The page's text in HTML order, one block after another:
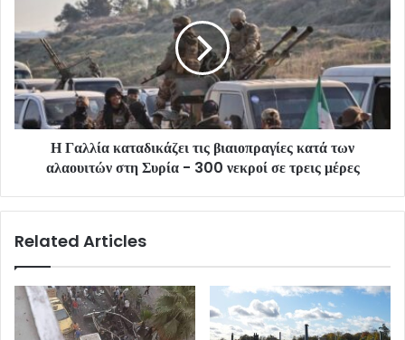
Η Γαλλία καταδικάζει τις βιαιοπραγίες κατά των
αλαουιτών στη Συρία - 300 νεκροί σε τρεις μέρες
Related Articles